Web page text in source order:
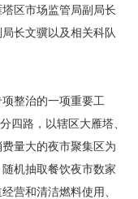
区市场监管局副局长
长文骥以及相关科队
整治的一项重要工
四路，以辖区大雁塔、
量大的夜市聚集区为
机抽取餐饮夜市数家
营和清洁燃料使用、